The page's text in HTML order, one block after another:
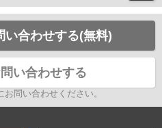
い合わせする(無料)
い合わせする
問い合わせください。